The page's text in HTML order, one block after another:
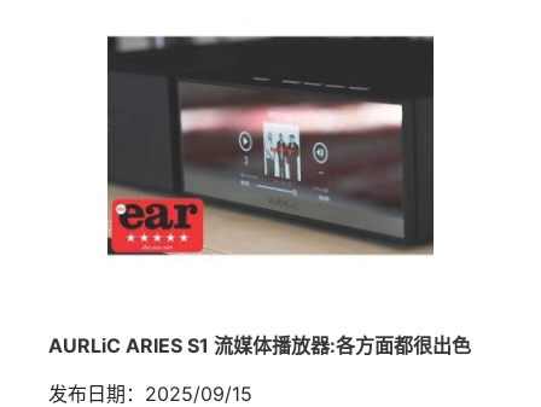
AURLiC ARIES S1 流媒体播放器:各方面都很出色
发布日期：2025/09/15